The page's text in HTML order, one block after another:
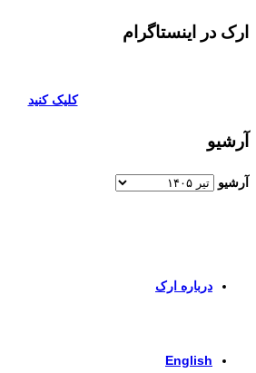
ارک در اینستاگرام
کلیک کنید
آرشیو
آرشیو
درباره ارک
English